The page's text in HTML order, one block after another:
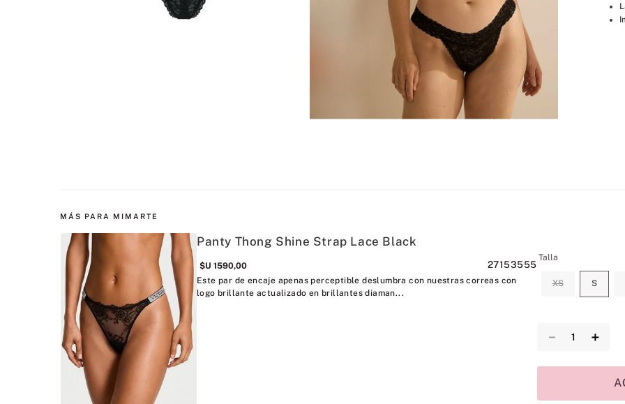
MÁS PARA MIMARTE
Panty Thong Shine Strap Lace Black
$U 1590,00 27153555
Este par de encaje apenas perceptible deslumbra con nuestras correas con
logo brillante actualizado en brillantes diaman...
Talla
XS S
＋
－